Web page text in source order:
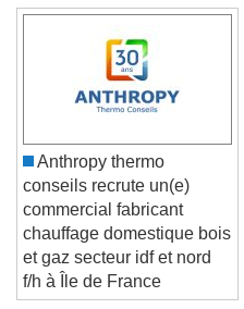
Text Edge Style
Font Family
Reset
Done
Close Modal Dialog
End of dialog window.
Anthropy thermo
conseils recrute un(e)
commercial fabricant
chauffage domestique bois
et gaz secteur idf et nord
f/h à Île de France